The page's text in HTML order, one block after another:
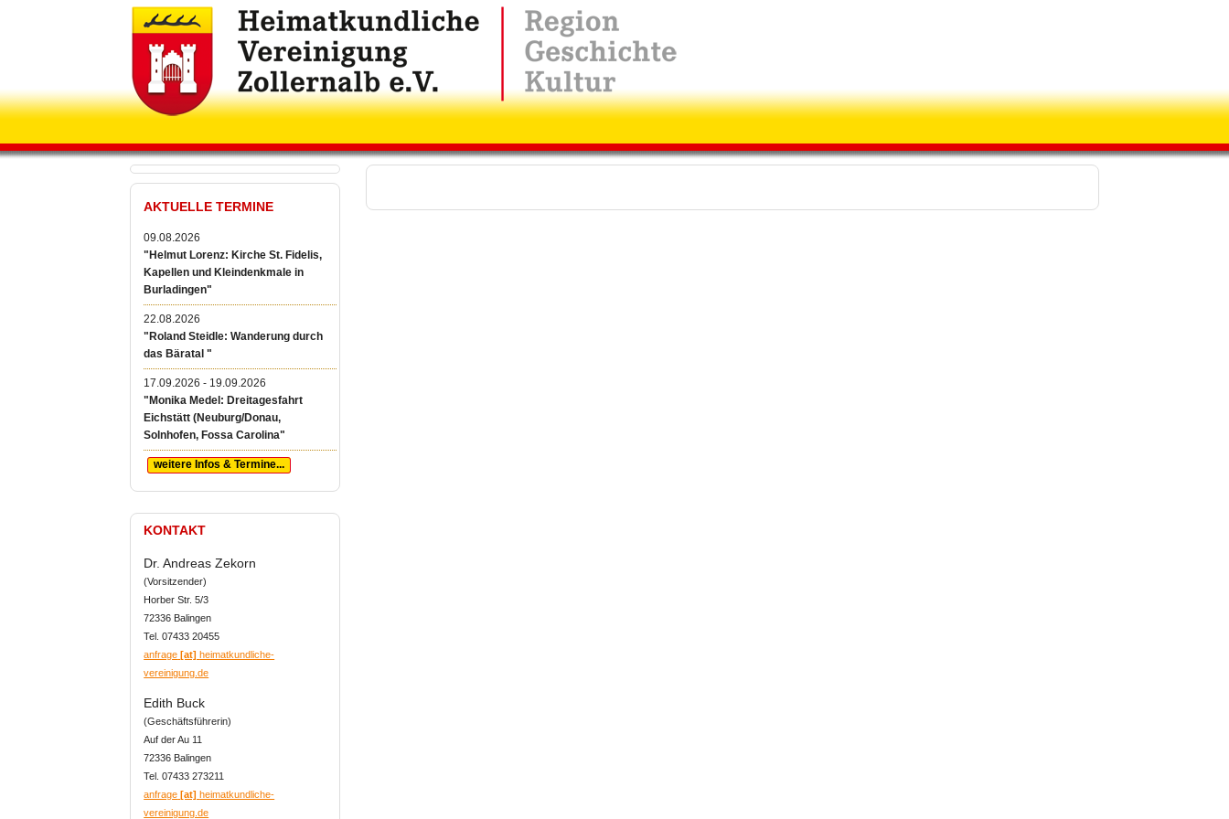
AKTUELLE TERMINE
09.08.2026
"Helmut Lorenz: Kirche St. Fidelis,
Kapellen und Kleindenkmale in
Burladingen"
22.08.2026
"Roland Steidle: Wanderung durch
das Bäratal "
17.09.2026 - 19.09.2026
"Monika Medel: Dreitagesfahrt
Eichstätt (Neuburg/Donau,
Solnhofen, Fossa Carolina"
weitere Infos & Termine...
KONTAKT
Dr. Andreas Zekorn
(Vorsitzender)
Horber Str. 5/3
72336 Balingen
Tel. 07433 20455
anfrage [at]heimatkundliche-
vereinigung.de
Edith Buck
(Geschäftsführerin)
Auf der Au 11
72336 Balingen
Tel. 07433 273211
anfrage [at]heimatkundliche-
vereinigung.de